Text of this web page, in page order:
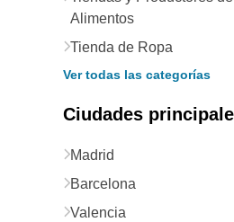
Alimentos
Tienda de Ropa
Ver todas las categorías
Ciudades
Madrid
Barcelona
Valencia